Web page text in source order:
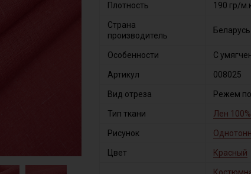
Плотность 190 гр/
Страна
производитель
Беларусь
Особенности С
Артикул 008025
Вид отреза Режем
Тип ткани Лен 100%
Рисунок
Цвет Красный